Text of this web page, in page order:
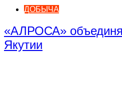
ДОБЫЧА
«АЛРОСА»
Якутии